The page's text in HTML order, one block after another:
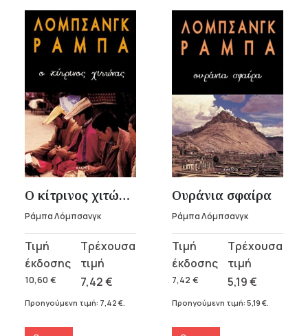
Ο κίτρινος χιτώνας
Ράμπα Λόμπσανγκ
10,60 €
Original
price
was:
10,60 €.
7,42€
Η
τρέχουσα
τιμή
είναι:
Προηγούμενη τιμή: 7,42 €.
Ουράνια σφαίρα
Ράμπα Λόμπσανγκ
7,42 €
Original
price
was:
7,42 €.
5,19€
Η
τρέχουσα
τιμή
είναι:
Προηγούμενη τιμή: 5,19 €.